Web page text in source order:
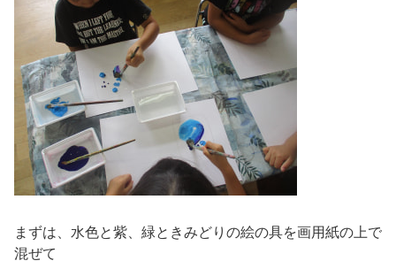
まずは、水色と紫、緑ときみどりの絵の具を画用紙の上で
混ぜて